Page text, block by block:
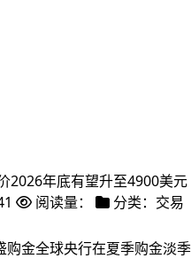
2026年底有望升至4900美元
阅读量：
分类：交易
金全球央行在夏季购金淡季